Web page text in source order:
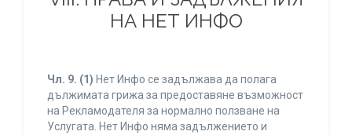
НА НЕТ ИНФО
Чл. 9. (1) Нет Инфо се задължава да полага
дължимата грижа за предоставяне възможност
на Рекламодателя за нормално ползване на
Услугата. Нет Инфо няма задължението и